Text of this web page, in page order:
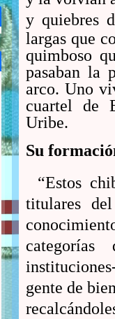
y quiebres
largas que
quimboso
pasaban la
arco. Uno
cuartel de
Uribe.
Su
“Estos
titulares
gente de